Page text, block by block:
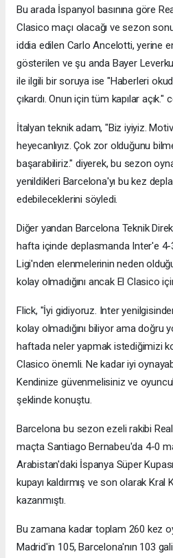
Bu arada İspanyol basınına göre
Clasico maçı olacağı ve sezon
iddia edilen Carlo Ancelotti, yerine
gösterilen ve şu anda Bayer
ile ilgili bir soruya ise "Haberleri
çıkardı. Onun için tüm kapılar açık."
İtalyan teknik adam, "Biz iyiyiz.
heyecanlıyız. Çok zor olduğunu
başarabiliriz." diyerek, bu sezon
yenildikleri Barcelona'yı bu kez
edebileceklerini söyledi.
Diğer yandan Barcelona Teknik
hafta içinde deplasmanda Inter'e
Ligi'nden elenmelerinin neden
kolay olmadığını ancak El Clasico
Flick, "İyi gidiyoruz. Inter
kolay olmadığını biliyor ama doğru
haftada neler yapmak istediğimizi
Clasico önemli. Ne kadar iyi
Kendinize güvenmelisiniz ve
şeklinde konuştu.
Barcelona bu sezon ezeli rakibi
maçta Santiago Bernabeu'da 4-0
Arabistan'daki İspanya Süper
kupayı kaldırmış ve son olarak Kral
kazanmıştı.
Bu zamana kadar toplam 260 kez
Madrid'in 105, Barcelona'nın 103